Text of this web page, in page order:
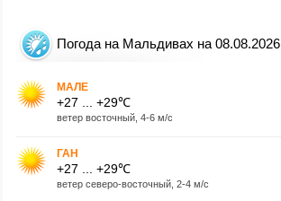
Погода на Мальдивах на 08.08.2026
МАЛЕ
+27 ... +29℃
ветер восточный, 4-6 м/с
ГАН
+27 ... +29℃
ветер северо-восточный, 2-4 м/с